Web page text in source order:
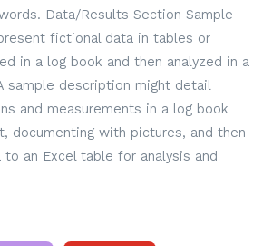
Data/Results Section Sample
fictional data in tables or
in a log book and then analyzed in a
sample description might detail
and measurements in a log book
documenting with pictures, and then
an Excel table for analysis and